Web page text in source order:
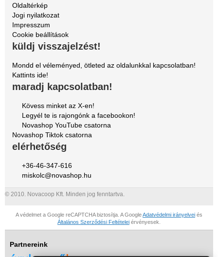
Oldaltérkép
Jogi nyilatkozat
Impresszum
Cookie beállítások
küldj visszajelzést!
Mondd el véleményed, ötleted az oldalunkkal kapcsolatban!
Kattints ide!
maradj kapcsolatban!
Kövess minket az X-en!
Legyél te is rajongónk a facebookon!
Novashop YouTube csatorna
Novashop Tiktok csatorna
elérhetőség
+36-46-347-616
miskolc@novashop.hu
© 2010. Novacoop Kft. Minden jog fenntartva.
A védelmet a Google reCAPTCHA biztosítja. A GoogleAdatvédelmi irányelvei és
Általános Szerződési Feltételei érvényesek.
Partnereink